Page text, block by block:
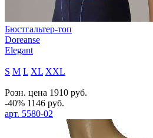
Бюстгальтер-топ
Doreanse
Elegant
S M L XL XXL
Розн. цена 1910 руб.
-40% 1146 руб.
арт. 5580-02